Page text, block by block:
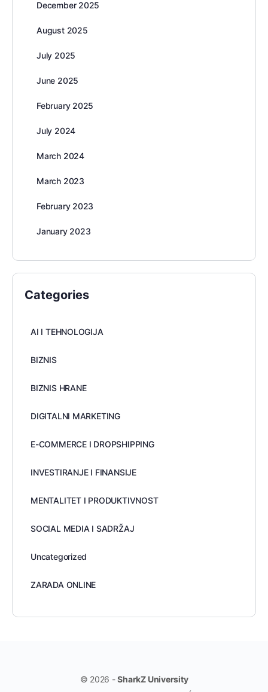
December 2025
August 2025
July 2025
June 2025
February 2025
July 2024
March 2024
March 2023
February 2023
January 2023
Categories
AI I TEHNOLOGIJA
BIZNIS
BIZNIS HRANE
DIGITALNI MARKETING
E-COMMERCE I DROPSHIPPING
INVESTIRANJE I FINANSIJE
MENTALITET I PRODUKTIVNOST
SOCIAL MEDIA I SADRŽAJ
Uncategorized
ZARADA ONLINE
© 2026 -SharkZ University